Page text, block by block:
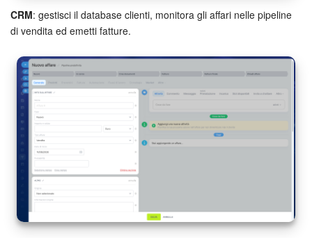
Flussi di lavoro
Marketing
Gestione inventario
Telefonia
Impostazioni
Enterprise
CRM: gestisci il database clienti, monitora gli affari nelle pipeline
di vendita ed emetti fatture.